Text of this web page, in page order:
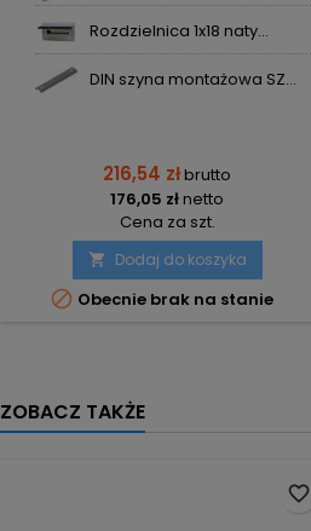
Rozdzielnica 1x18 naty...
DIN szyna montażowa SZ...
216,54 złbrutto
176,05 złnetto
Cena za szt.
 Dodaj do koszyka
 Obecnie brak na stanie
ZOBACZ TAKŻE
favorite_border